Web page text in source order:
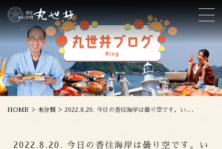
HOME > 未分類 > 2022.8.20. 今日の香住海岸は曇り空です。いつもご利用頂いている大学の海洋研究チームの皆さんを但州丸までお送りしました。今日から2週間以上の航海になります。今回は香住ガニの生育調査だそうです。
2022.8.20. 今日の香住海岸は曇り空です。い